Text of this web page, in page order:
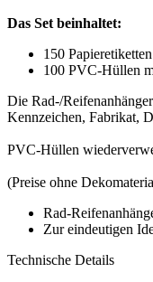
Das Set beinhaltet:
150
100 PVC-Hüllen
Die Rad-/
Kennzeichen, Fabrikat,
PVC-Hüllen
(Preise ohne
Rad-
Zur eindeutigen
Technische Details